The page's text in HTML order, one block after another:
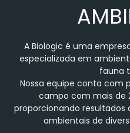
A Biologic é uma
especializada em
fauna
Nossa equipe conta com
campo com mais de
proporcionando resultados
ambientais de